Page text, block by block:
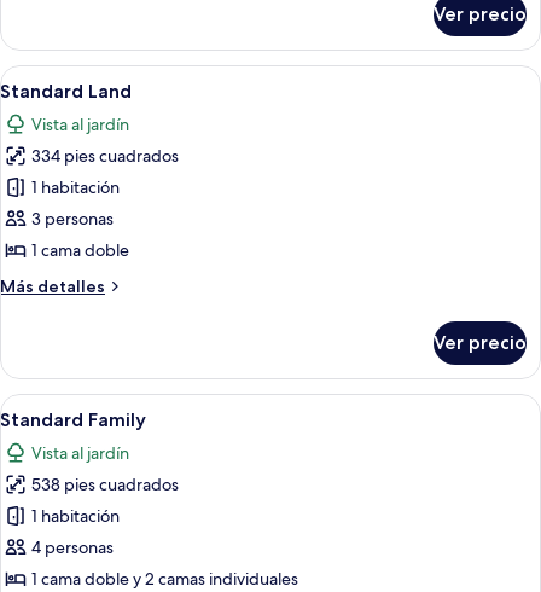
Family
Ver precio
Abrir
todas
las
fotos
de
Standard
Land
Un cuarto de hotel con una cama
7
Standard Land
Vista al jardín
334 pies cuadrados
1 habitación
3 personas
1 cama doble
Más detalles
Más
Land
Ver precio
Abrir
todas
las
fotos
de
Standard
Family
Una habitación de hotel con cama,
8
Standard Family
Vista al jardín
538 pies cuadrados
1 habitación
4 personas
1 cama doble y 2 camas individuales